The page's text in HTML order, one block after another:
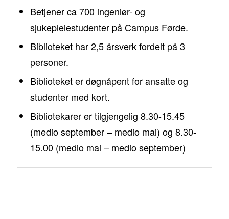
Betjener ca 700 ingeniør- og
sjukepleiestudenter på Campus Førde.
Biblioteket har 2,5 årsverk fordelt på 3
personer.
Biblioteket er døgnåpent for ansatte og
studenter med kort.
Bibliotekarer er tilgjengelig 8.30-15.45
(medio september – medio mai) og 8.30-
15.00 (medio mai – medio september)